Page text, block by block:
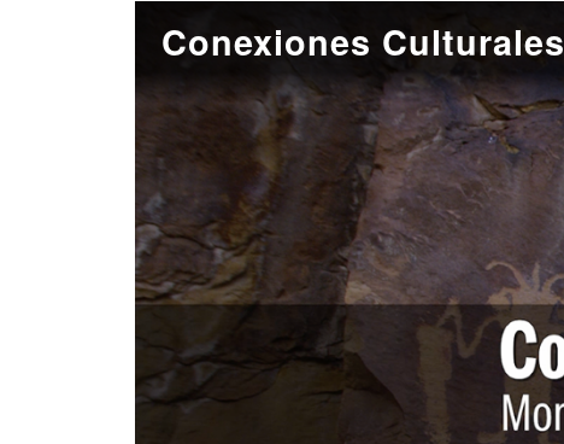
Conexiones Culturales